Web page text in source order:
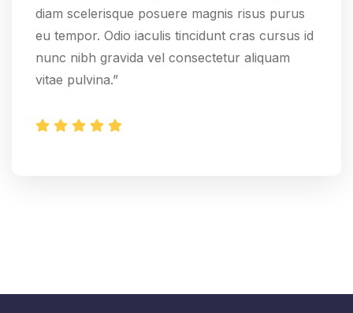
diam scelerisque posuere magnis risus purus
eu tempor. Odio iaculis tincidunt cras cursus id
nunc nibh gravida vel consectetur aliquam
vitae pulvina.”